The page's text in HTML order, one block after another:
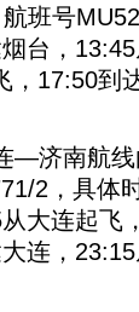
班号
台，
，17:50到
南航线
2，具体
大连起飞
连，